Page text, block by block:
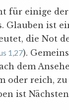
für einige
Glauben ist
die Not
1,27).
dem
oder reich,
ist